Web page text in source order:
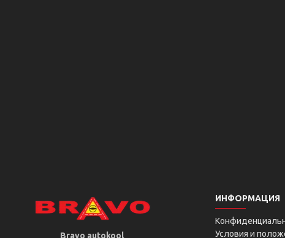
Bravo autokool
ИНФОРМАЦИЯ
Условия и